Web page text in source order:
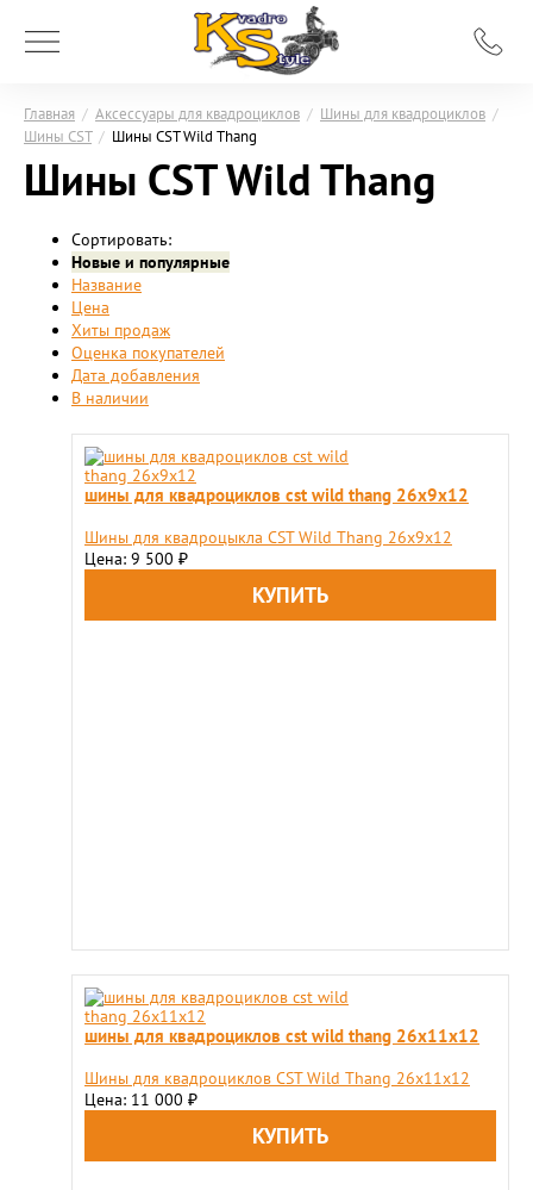
Главная / Аксессуары для квадроциклов / Шины для квадроциклов /
Шины CST / Шины CST Wild Thang
Шины CST Wild Thang
Сортировать:
Новые и популярные
Название
Цена
Хиты продаж
Оценка покупателей
Дата добавления
В наличии
шины для квадроциклов cst wild thang 26x9х12
Шины для квадроцыкла CST Wild Thang 26x9х12
Цена: 9 500 ₽
шины для квадроциклов cst wild thang 26x11х12
Шины для квадроциклов CST Wild Thang 26x11х12
Цена: 11 000 ₽